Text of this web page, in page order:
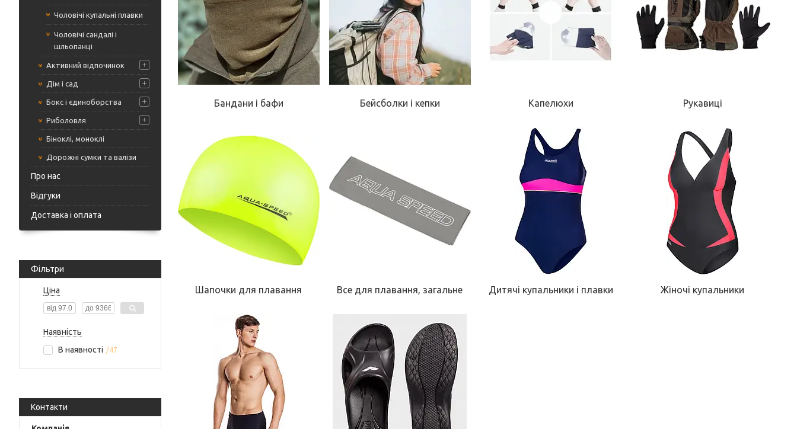
Чоловічі купальні плавки
Чоловічі сандалі і
шльопанці
Активний відпочинок
Дім і сад
Бокс і єдиноборства
Риболовля
Біноклі, моноклі
Дорожні сумки та валізи
Про нас
Відгуки
Доставка і оплата
Фільтри
Ціна
Наявність
В наявності
47
Контакти
Бандани і бафи Бейсболки і кепки Капелюхи Рукавиці
Шапочки для плавання Все для плавання, загальне Дитячі купальники і плавки Жіночі купальники